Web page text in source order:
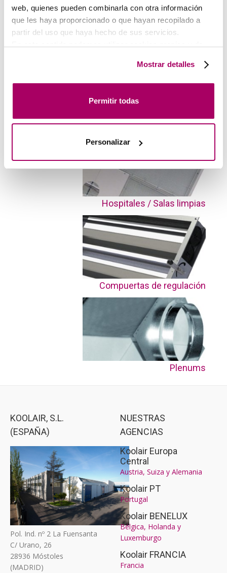
web, quienes pueden combinarla con otra información
que les haya proporcionado o que hayan recopilado a
partir del uso que haya hecho de sus servicios.
garantiza un nivel adecuado de protección de datos) para
tu navegación. Para más más información consulta
nuestraPolítica de Cookies.
Mostrar detalles
Permitir todas
Personalizar
Aire / Agua
Desplazamiento
Hospitales / Salas limpias
Compuertas de regulación
Plenums
KOOLAIR, S.L.
(ESPAÑA)
Pol. Ind. nº 2 La Fuensanta
C/ Urano, 26
28936 Móstoles
(MADRID)
NUESTRAS
AGENCIAS
Koolair Europa
Central
Austria, Suiza y Alemania
Koolair PT
Portugal
Koolair BENELUX
Bélgica, Holanda y
Luxemburgo
Koolair FRANCIA
Francia